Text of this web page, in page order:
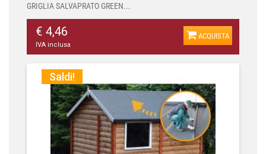
GRIGLIA SALVAPRATO GREEN...
€ 4,46
IVA inclusa
ACQUISTA
Saldi!